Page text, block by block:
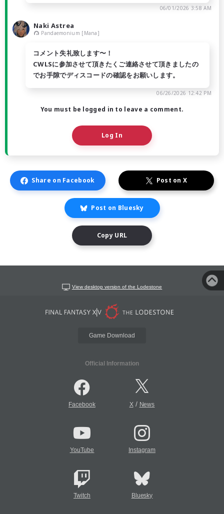
06/01/2026 3:58 AM
Naki Astrea
Pandaemonium [Mana]
コメント失礼致します〜！
CWLSに参加させて頂きたくご連絡させて頂きましたの
でお手隙でディスコードの確認をお願いします。
06/26/2026 12:42 PM
You must be logged in to leave a comment.
Log In
Share on Facebook Post on X
Post on Bluesky
Copy URL
View desktop version of the Lodestone
Game Download
Official Information
Facebook X/ News
YouTube Instagram
Twitch Bluesky